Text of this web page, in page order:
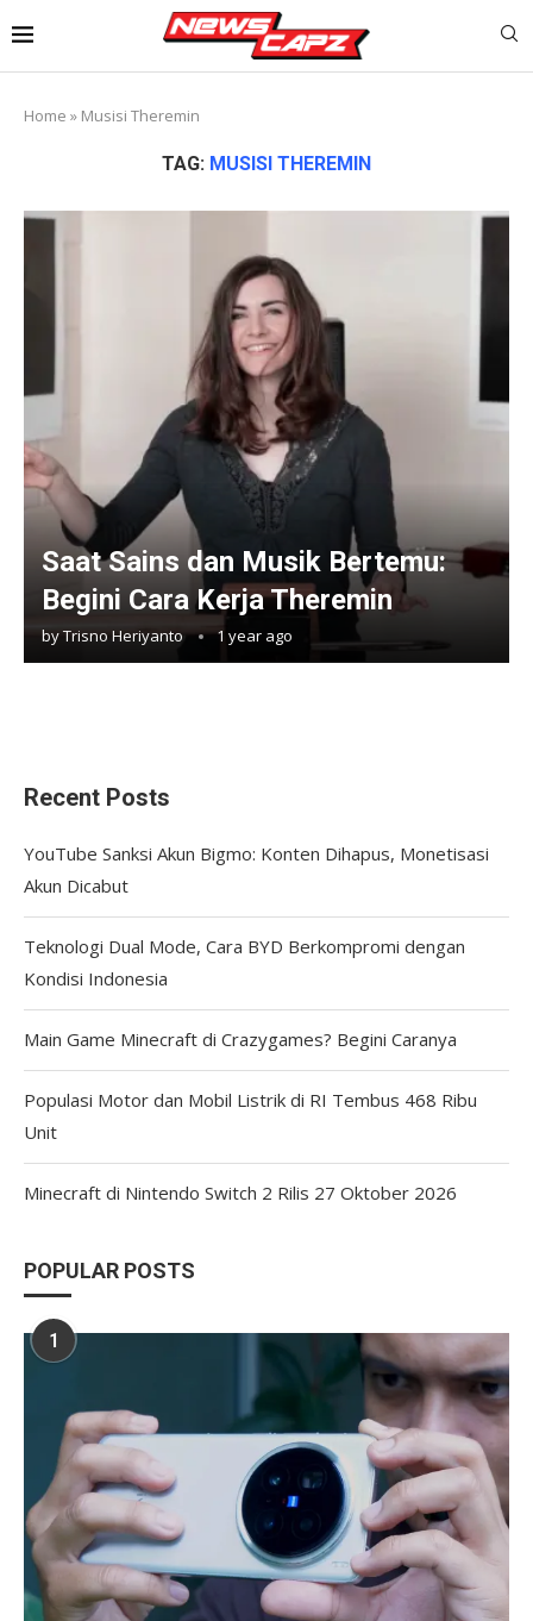
Home » Musisi Theremin
TAG: MUSISI THEREMIN
Saat Sains dan Musik Bertemu:
Begini Cara Kerja Theremin
byTrisno Heriyanto 1 year ago
Recent Posts
YouTube Sanksi Akun Bigmo: Konten Dihapus, Monetisasi
Akun Dicabut
Teknologi Dual Mode, Cara BYD Berkompromi dengan
Kondisi Indonesia
Main Game Minecraft di Crazygames? Begini Caranya
Populasi Motor dan Mobil Listrik di RI Tembus 468 Ribu
Unit
Minecraft di Nintendo Switch 2 Rilis 27 Oktober 2026
POPULAR POSTS
1